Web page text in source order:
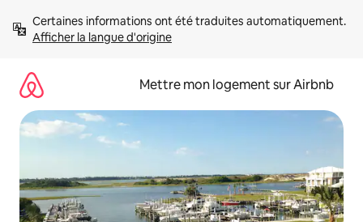
directement
Afficher la langue d'origine
Mettre mon logement sur Airbnb